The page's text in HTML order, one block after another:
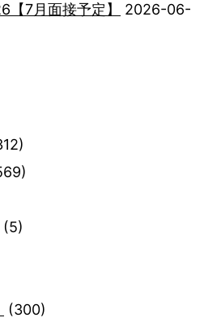
7月面接予定】
2026-06-
(5)
(300)